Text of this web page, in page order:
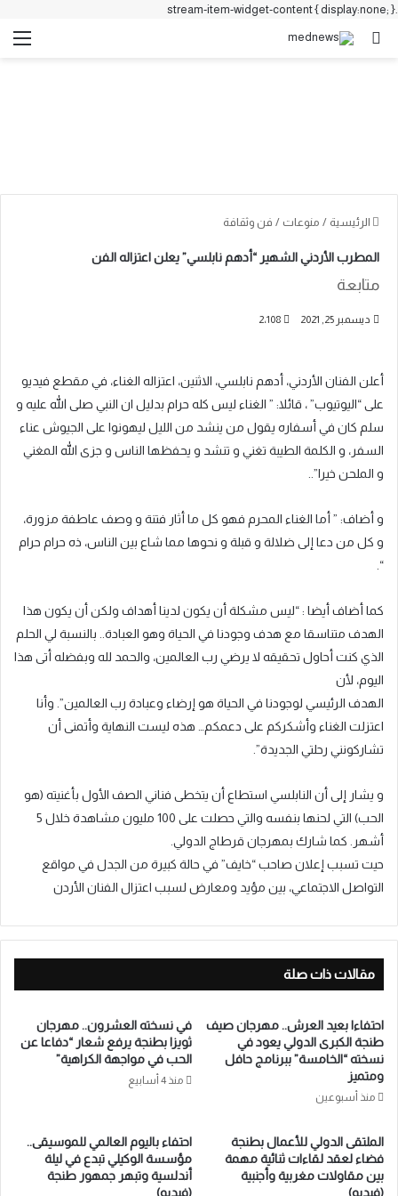
.stream-item-widget-content { display:none; }
بحث عن
الرئيسية / منوعات / فن وثقافة
المطرب الأردني الشهير “أدهم نابلسي” يعلن اعتزاله الفن
متابعة
ديسمبر 25, 2021 2٬108
أعلن الفنان الأردني، أدهم نابلسي، الاثنين، اعتزاله الغناء، في مقطع فيديو
على “اليوتيوب” ، قائلا: ” الغناء ليس كله حرام بدليل ان النبي صلى الله عليه و
سلم كان في أسفاره يقول من ينشد من الليل ليهونوا على الجيوش عناء
السفر، و الكلمة الطيبة تغني و تنشد و يحفظها الناس و جزى الله المغني
و الملحن خيرا”..
و أضاف: ” أما الغناء المحرم فهو كل ما أثار فتنة و وصف عاطفة مزورة،
و كل من دعا إلى ضلالة و قبلة و نحوها مما شاع بين الناس، ذه حرام حرام
“.
‎كما أضاف أيضا : “ليس مشكلة أن يكون لدينا أهداف ولكن أن يكون هذا
الهدف متناسقا مع هدف وجودنا في الحياة وهو العبادة.. بالنسبة لي الحلم
الذي كنت أحاول تحقيقه لا يرضي رب العالمين، والحمد لله وبفضله أتى هذا
اليوم، لأن
‎الهدف الرئيسي لوجودنا في الحياة هو إرضاء وعبادة رب العالمين”. وأنا
اعتزلت الغناء وأشكركم على دعمكم… هذه ليست النهاية وأتمنى أن
تشاركونني رحلتي الجديدة”.
‎و يشار إلى أن النابلسي استطاع أن يتخطى فناني الصف الأول بأغنيته (هو
الحب) التي لحنها بنفسه والتي حصلت على 100 مليون مشاهدة خلال 5
أشهر. كما شارك بمهرجان قرطاج الدولي.
‎حيت تسبب إعلان صاحب “خايف” في حالة كبيرة من الجدل في مواقع
التواصل الاجتماعي، بين مؤيد ومعارض لسبب اعتزال الفنان الأردن
مقالات ذات صلة
احتفاءا بعيد العرش.. مهرجان صيف
طنجة الكبرى الدولي يعود في
نسخته “الخامسة” ببرنامج حافل
ومتميز
منذ أسبوعين
في نسخته العشرون.. مهرجان
ثويزا بطنجة يرفع شعار “دفاعا عن
الحب في مواجهة الكراهية”
منذ 4 أسابيع
الملتقى الدولي للأعمال بطنجة
فضاء لعقد لقاءات ثنائية مهمة
بين مقاولات مغربية وأجنبية
(فيديو)
احتفاء باليوم العالمي للموسيقى..
مؤسسة الوكيلي تبدع في ليلة
أندلسية وتبهر جمهور طنجة
(فيديو)